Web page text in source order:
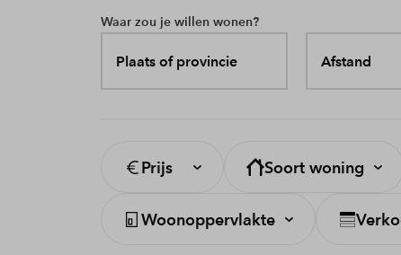
Waar zou je willen wonen?
Plaats of provincie Afstand
Prijs Soort woning
Woonoppervlakte